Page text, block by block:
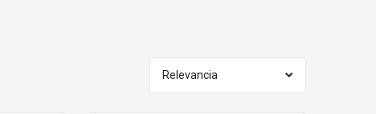
Relevancia